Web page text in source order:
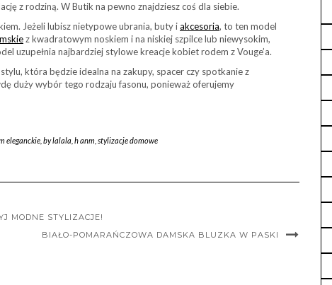
z rodziną. W Butik na pewno znajdziesz coś dla siebie.
Jeżeli lubisz nietypowe ubrania, buty iakcesoria, to ten model
z kwadratowym noskiem i na niskiej szpilce lub niewysokim,
uzupełnia najbardziej stylowe kreacje kobiet rodem z Vouge’a.
która będzie idealna na zakupy, spacer czy spotkanie z
duży wybór tego rodzaju fasonu, ponieważ oferujemy
eleganckie, by lalala h anm stylizacje domowe
MODNE STYLIZACJE!
BIAŁO-POMARAŃCZOWA DAMSKA BLUZKA W PASKI